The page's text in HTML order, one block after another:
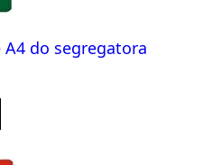
A4 do segregatora